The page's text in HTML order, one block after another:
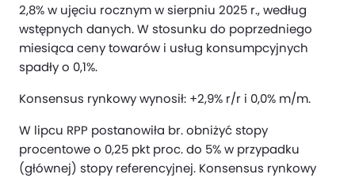
2,8% w ujęciu rocznym w sierpniu 2025 r., według
wstępnych danych. W stosunku do poprzedniego
miesiąca ceny towarów i usług konsumpcyjnych
spadły o 0,1%.
Konsensus rynkowy wynosił: +2,9% r/r i 0,0% m/m.
W lipcu RPP postanowiła br. obniżyć stopy
procentowe o 0,25 pkt proc. do 5% w przypadku
(głównej) stopy referencyjnej. Konsensus rynkowy